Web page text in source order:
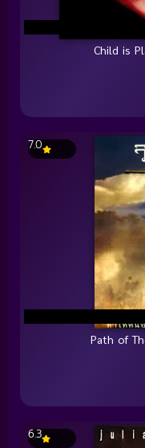
Child is
7.0
Path of
6.3